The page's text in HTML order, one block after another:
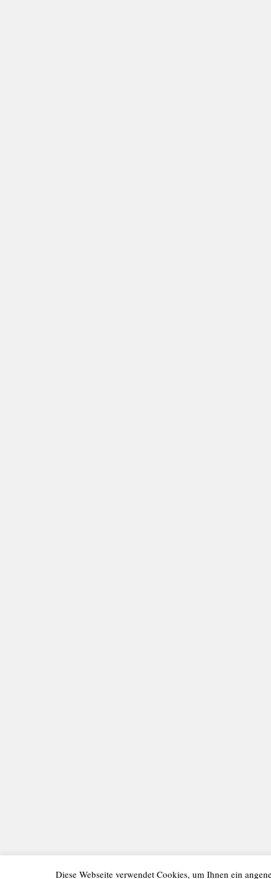
Diese Webseite verwendet Cookies, um Ihnen ein